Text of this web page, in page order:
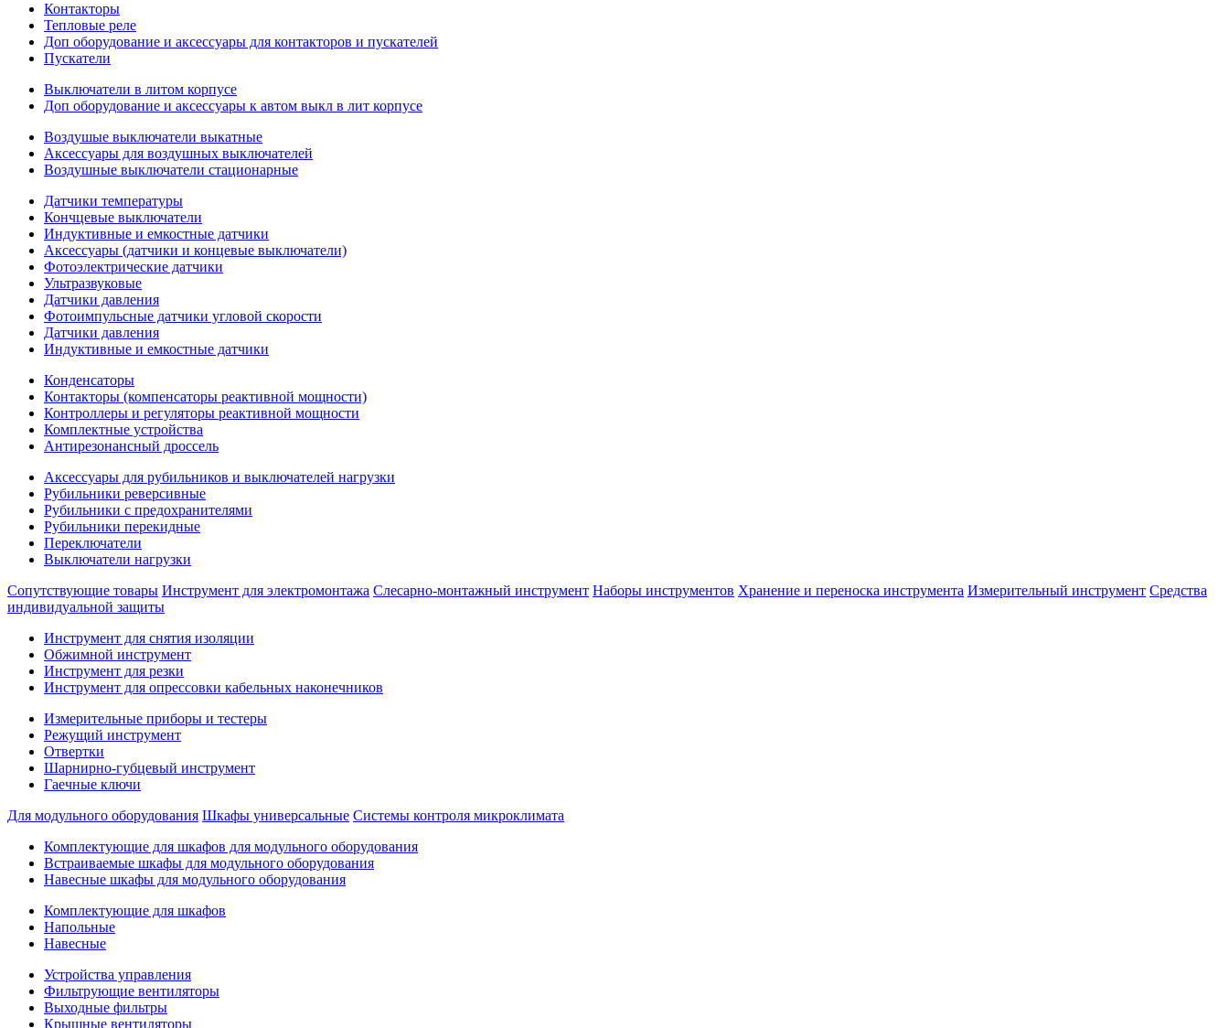
Контакторы
Тепловые реле
Доп оборудование и аксессуары для контакторов и пускателей
Пускатели
Выключатели в литом корпусе
Доп оборудование и аксессуары к автом выкл в лит корпусе
Воздушые выключатели выкатные
Аксессуары для воздушных выключателей
Воздушные выключатели стационарные
Датчики температуры
Кончцевые выключатели
Индуктивные и емкостные датчики
Аксессуары (датчики и концевые выключатели)
Фотоэлектрические датчики
Ультразвуковые
Датчики давления
Фотоимпульсные датчики угловой скорости
Датчики давления
Индуктивные и емкостные датчики
Конденсаторы
Контакторы (компенсаторы реактивной мощности)
Контроллеры и регуляторы реактивной мощности
Комплектные устройства
Антирезонансный дроссель
Аксессуары для рубильников и выключателей нагрузки
Рубильники реверсивные
Рубильники с предохранителями
Рубильники перекидные
Переключатели
Выключатели нагрузки
Сопутствующие товары Инструмент для электромонтажа Слесарно-монтажный инструмент Наборы инструментов Хранение и переноска инструмента Измерительный инструмент Средства
индивидуальной защиты
Инструмент для снятия изоляции
Обжимной инструмент
Инструмент для резки
Инструмент для опрессовки кабельных наконечников
Измерительные приборы и тестеры
Режущий инструмент
Отвертки
Шарнирно-губцевый инструмент
Гаечные ключи
Для модульного оборудования Шкафы универсальные Системы контроля микроклимата
Комплектующие для шкафов для модульного оборудования
Встраиваемые шкафы для модульного оборудования
Навесные шкафы для модульного оборудования
Комплектующие для шкафов
Напольные
Навесные
Устройства управления
Фильтрующие вентиляторы
Выходные фильтры
Крышные вентиляторы